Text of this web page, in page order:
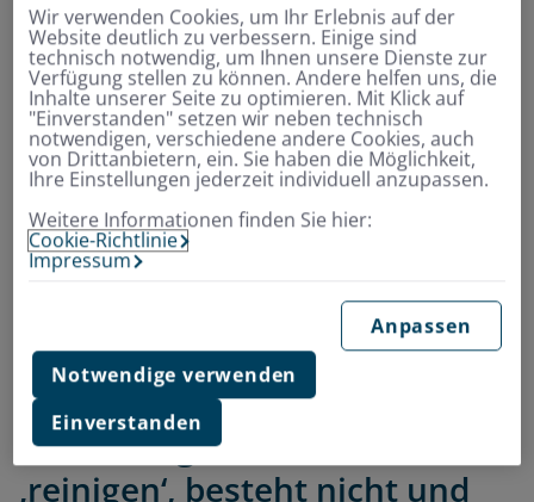
sogar konkrete Vorteile: „Die Wahrscheinlichkeit einer
Infektion des Körpers mit Bakterien im Rahmen einer
Darmoperation nimmt ab und bei der Darmspiegelung
nimmt die Qualität durch die bessere Sicht zu“, so Prof.
Dr. Sarrazin.
Sonstige Vorteile bei einer nicht medizinisch
indizierten Anwendung seien ihm jedoch nicht
bekannt. „Eine medizinische Notwendigkeit, den Darm
von Zeit zu Zeit zu ‚reinigen‘, besteht nicht und
„Eine medizinische
Notwendigkeit, den Darm zu
‚reinigen‘, besteht nicht und
Wir verwenden Cookies, um Ihr Erlebnis auf der
Website deutlich zu verbessern. Einige sind
technisch notwendig, um Ihnen unsere Dienste zur
Verfügung stellen zu können. Andere helfen uns, die
Inhalte unserer Seite zu optimieren. Mit Klick auf
"Einverstanden" setzen wir neben technisch
notwendigen, verschiedene andere Cookies, auch
von Drittanbietern, ein. Sie haben die Möglichkeit,
Ihre Einstellungen jederzeit individuell anzupassen.
Weitere Informationen finden Sie hier:
Cookie-Richtlinie
Impressum
Anpassen
Notwendige verwenden
Einverstanden